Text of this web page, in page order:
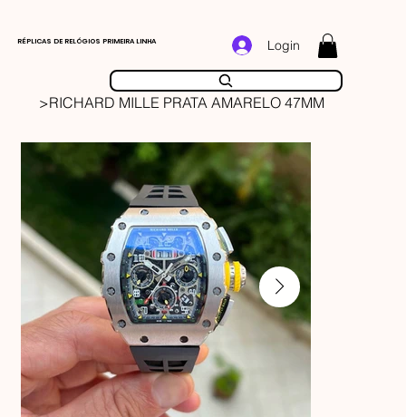
RÉPLICAS DE RELÓGIOS PRIMEIRA LINHA Login
>RICHARD MILLE PRATA AMARELO 47MM